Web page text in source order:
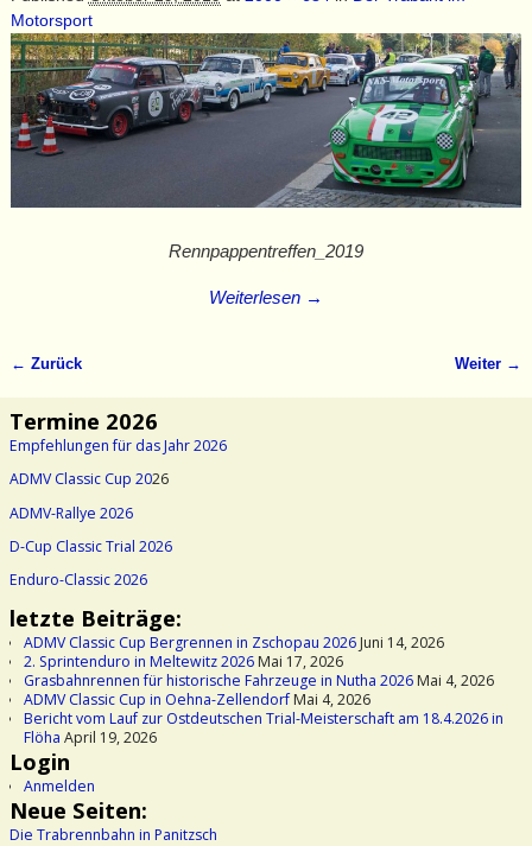
Motorsport
Rennpappentreffen_2019
Weiterlesen →
← Zurück Weiter →
Termine 2026
Empfehlungen für das Jahr 2026
ADMV Classic Cup 2026
ADMV-Rallye 2026
D-Cup Classic Trial 2026
Enduro-Classic 2026
letzte Beiträge:
ADMV Classic Cup Bergrennen in Zschopau 2026Juni 14, 2026
2. Sprintenduro in Meltewitz 2026Mai 17, 2026
Grasbahnrennen für historische Fahrzeuge in Nutha 2026Mai 4, 2026
ADMV Classic Cup in Oehna-ZellendorfMai 4, 2026
Bericht vom Lauf zur Ostdeutschen Trial-Meisterschaft am 18.4.2026 in
Flöha April 19, 2026
Login
Anmelden
Neue Seiten:
Die Trabrennbahn in Panitzsch